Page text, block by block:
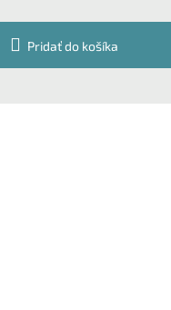
Pridať do košíka